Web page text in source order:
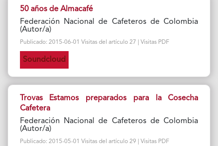
50 años de Almacafé
Federación Nacional de Cafeteros de Colombia
(Autor/a)
Publicado: 2015-06-01 Visitas del artículo 27 | Visitas PDF
Soundcloud
Trovas Estamos preparados para la Cosecha
Cafetera
Federación Nacional de Cafeteros de Colombia
(Autor/a)
Publicado: 2015-05-01 Visitas del artículo 29 | Visitas PDF